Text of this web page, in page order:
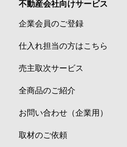
不動産会社向けサービス
企業会員のご登録
仕入れ担当の方はこちら
売主取次サービス
全商品のご紹介
お問い合わせ（企業用）
取材のご依頼